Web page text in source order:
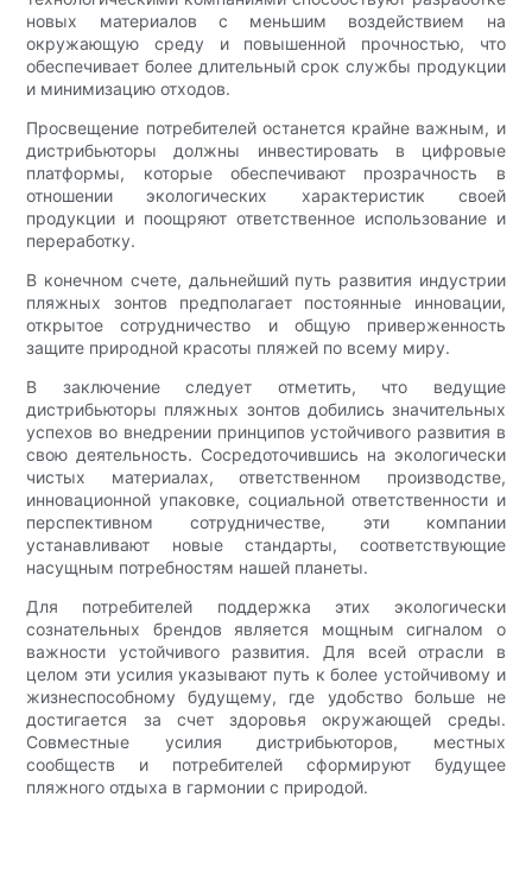
новых материалов с меньшим воздействием на
окружающую среду и повышенной прочностью, что
обеспечивает более длительный срок службы продукции
и минимизацию отходов.
Просвещение потребителей останется крайне важным, и
дистрибьюторы должны инвестировать в цифровые
платформы, которые обеспечивают прозрачность в
отношении экологических характеристик своей
продукции и поощряют ответственное использование и
переработку.
В конечном счете, дальнейший путь развития индустрии
пляжных зонтов предполагает постоянные инновации,
открытое сотрудничество и общую приверженность
защите природной красоты пляжей по всему миру.
В заключение следует отметить, что ведущие
дистрибьюторы пляжных зонтов добились значительных
успехов во внедрении принципов устойчивого развития в
свою деятельность. Сосредоточившись на экологически
чистых материалах, ответственном производстве,
инновационной упаковке, социальной ответственности и
перспективном сотрудничестве, эти компании
устанавливают новые стандарты, соответствующие
насущным потребностям нашей планеты.
Для потребителей поддержка этих экологически
сознательных брендов является мощным сигналом о
важности устойчивого развития. Для всей отрасли в
целом эти усилия указывают путь к более устойчивому и
жизнеспособному будущему, где удобство больше не
достигается за счет здоровья окружающей среды.
Совместные усилия дистрибьюторов, местных
сообществ и потребителей сформируют будущее
пляжного отдыха в гармонии с природой.